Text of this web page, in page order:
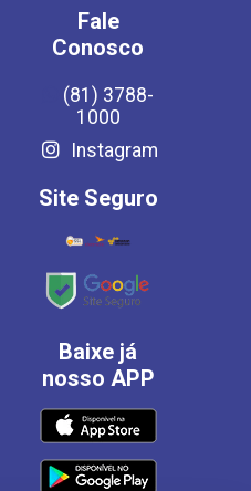
Fale
Conosco
(81) 3788-
1000
Instagram
Site Seguro
Baixe já
nosso APP